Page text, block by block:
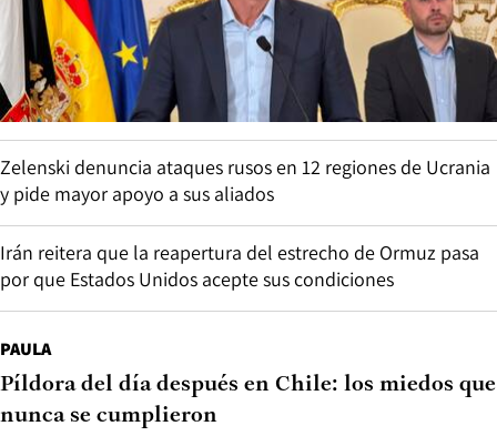
Zelenski denuncia ataques rusos en 12 regiones de Ucrania
y pide mayor apoyo a sus aliados
Irán reitera que la reapertura del estrecho de Ormuz pasa
por que Estados Unidos acepte sus condiciones
PAULA
Píldora del día después en Chile: los miedos que
nunca se cumplieron